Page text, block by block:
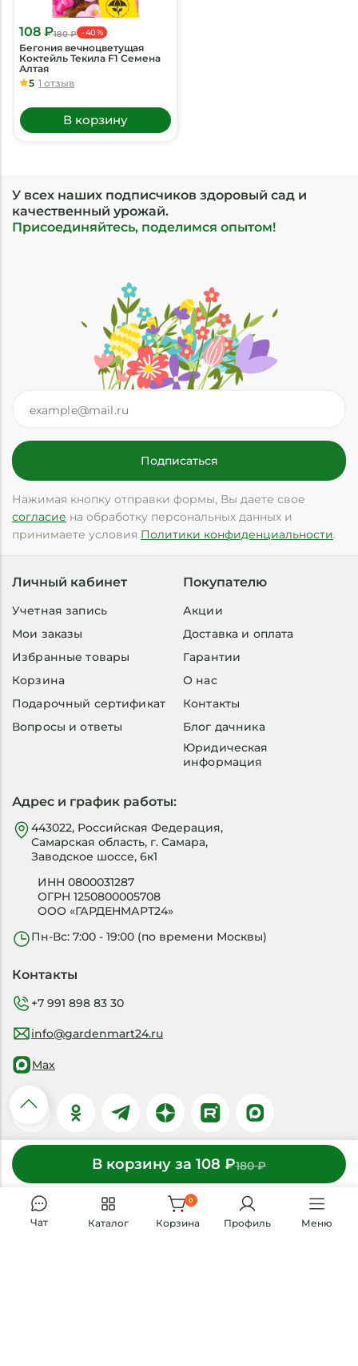
В корзину за 108 ₽180 ₽
108 ₽180 ₽ - 40 %
Бегония вечноцветущая
Коктейль Текила F1 Семена
Алтая
5 1 отзыв
В корзину
У всех наших подписчиков здоровый сад и
качественный урожай.
Присоединяйтесь, поделимся опытом!
Нажимая кнопку отправки формы, Вы даете свое
согласие на обработку персональных данных и
принимаете условия Политики конфиденциальности.
Адрес и график работы:
443022, Российская Федерация,
Самарская область, г. Самара,
Заводское шоссе, 6к1
ИНН 0800031287
ОГРН 1250800005708
ООО «ГАРДЕНМАРТ24»
Пн-Вс: 7:00 - 19:00 (по времени Москвы)
Покупателю
Акции
Доставка и оплата
Гарантии
О нас
Контакты
Блог дачника
Юридическая
информация
Личный кабинет
Учетная запись
Мои заказы
Избранные товары
Корзина
Подарочный сертификат
Вопросы и ответы
Контакты
+7 991 898 83 30
info@gardenmart24.ru
Max
Доставка и оплата
Чат Каталог
0
Корзина Профиль Меню